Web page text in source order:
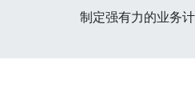
制定强有力的业务